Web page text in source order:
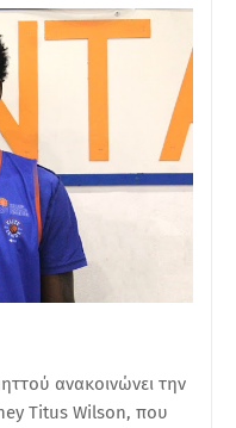
ανακοινώνει την
Titus Wilson, που